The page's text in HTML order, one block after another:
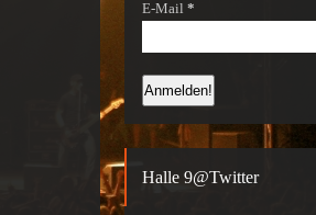
E-Mail *
Halle 9@Twitter